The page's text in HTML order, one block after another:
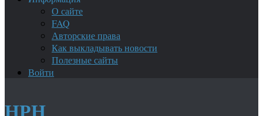
О сайте
FAQ
Авторские права
Как выкладывать новости
Полезные сайты
Войти
НРН